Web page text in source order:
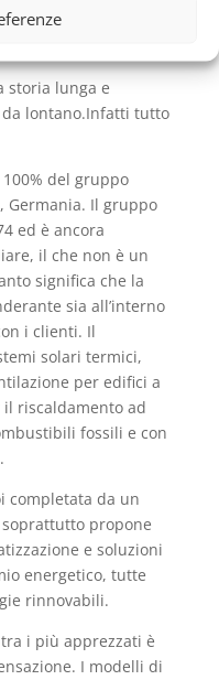
e le
storia lunga e
lontano.Infatti tutto
del gruppo
Germania. Il gruppo
ed è ancora
il che non è un
significa che la
sia all’interno
i clienti. Il
solari termici,
per edifici a
riscaldamento ad
fossili e con
completata da un
propone
e soluzioni
energetico, tutte
rinnovabili.
i più apprezzati è
I modelli di